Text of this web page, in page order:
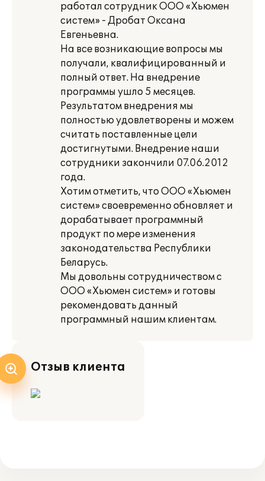
работал сотрудник ООО «Хьюмен
систем» - Дробат Оксана
Евгеньевна.
На все возникающие вопросы мы
получали, квалифицированный и
полный ответ. На внедрение
программы ушло 5 месяцев.
Результатом внедрения мы
полностью удовлетворены и можем
считать поставленные цели
достигнутыми. Внедрение наши
сотрудники закончили 07.06.2012
года.
Хотим отметить, что ООО «Хьюмен
систем» своевременно обновляет и
дорабатывает программный
продукт по мере изменения
законодательства Республики
Беларусь.
Мы довольны сотрудничеством с
ООО «Хьюмен систем» и готовы
рекомендовать данный
программный нашим клиентам.
Отзыв клиента